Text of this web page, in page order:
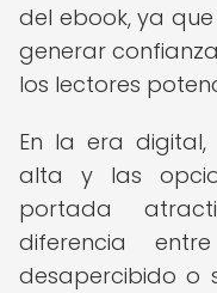
del ebook, ya
generar
los lectores
En la era
alta y las
portada
diferencia
desapercibido o